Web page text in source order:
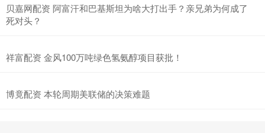
贝嘉网配资 阿富汗和巴基斯坦为啥大打出手？亲兄弟为何成了
死对头？
祥富配资 金风100万吨绿色氢氨醇项目获批！
博竟配资 本轮周期美联储的决策难题